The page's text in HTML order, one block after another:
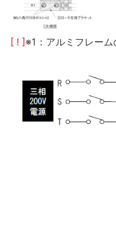
[ ! ]※1：アルミフレー